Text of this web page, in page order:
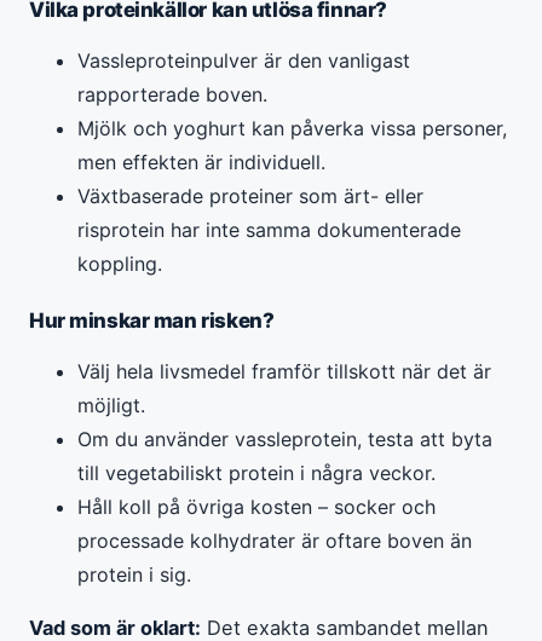
Vilka proteinkällor kan utlösa finnar?
Vassleproteinpulver är den vanligast
rapporterade boven.
Mjölk och yoghurt kan påverka vissa personer,
men effekten är individuell.
Växtbaserade proteiner som ärt- eller
risprotein har inte samma dokumenterade
koppling.
Hur minskar man risken?
Välj hela livsmedel framför tillskott när det är
möjligt.
Om du använder vassleprotein, testa att byta
till vegetabiliskt protein i några veckor.
Håll koll på övriga kosten – socker och
processade kolhydrater är oftare boven än
protein i sig.
Vad som är oklart: Det exakta sambandet mellan